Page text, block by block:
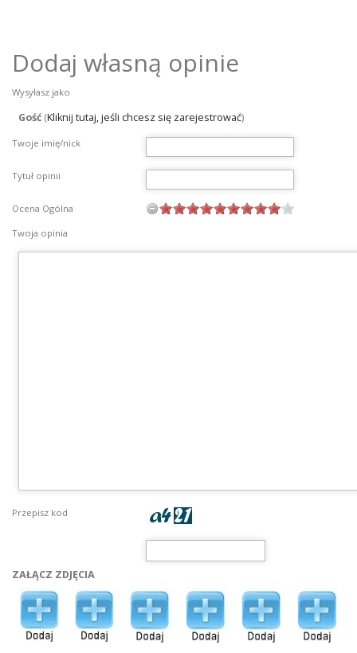
Dodaj własną opinie
Wysyłasz jako
Gość (Kliknij tutaj, jeśli chcesz się zarejestrować)
Twoje imię/nick
Tytuł opinii
Ocena Ogólna
Twoja opinia
Przepisz kod
ZAŁĄCZ ZDJĘCIA